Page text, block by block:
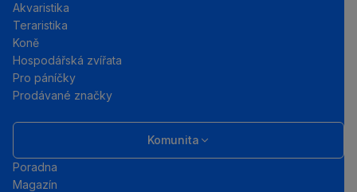
Akvaristika
Teraristika
Koně
Hospodářská zvířata
Pro páníčky
Prodávané značky
Komunita
Poradna
Magazín